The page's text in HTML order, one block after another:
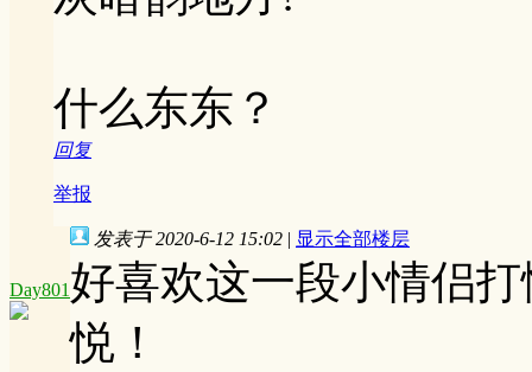
什么东东？
回复
举报
Day801
发表于 2020-6-12 15:02 | 显示全部楼层
好喜欢这一段小情侣
悦！